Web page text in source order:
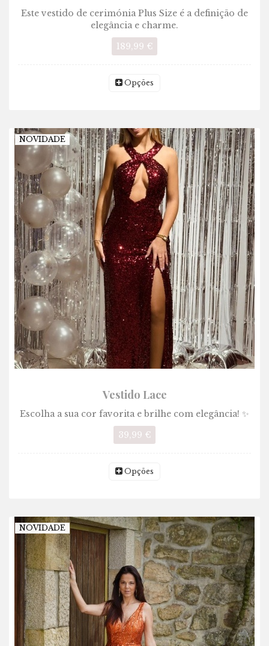
Este vestido de cerimónia Plus Size é a definição de
elegância e charme.
189,99 €
Opções
NOVIDADE
Vestido Lace
Escolha a sua cor favorita e brilhe com elegância! ✨
39,99 €
Opções
NOVIDADE